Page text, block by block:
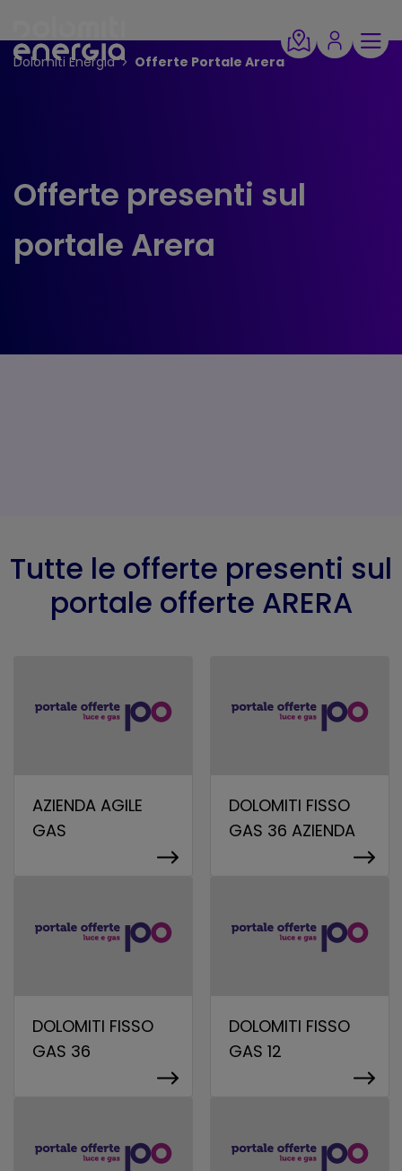
Dolomiti Energia Offerte Portale Arera
Offerte presenti sul
portale Arera
Tutte le offerte presenti sul
portale offerte ARERA
AZIENDA AGILE
GAS
DOLOMITI FISSO
GAS 36 AZIENDA
DOLOMITI FISSO
GAS 36
DOLOMITI FISSO
GAS 12